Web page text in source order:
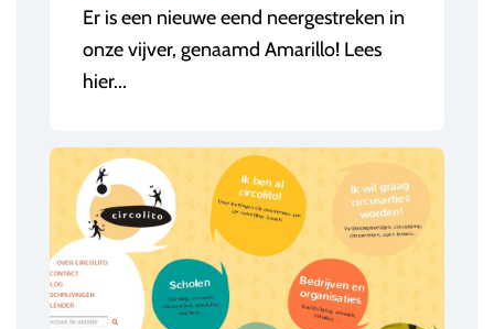
Er is een nieuwe eend neergestreken in
onze vijver, genaamd Amarillo! Lees
hier...